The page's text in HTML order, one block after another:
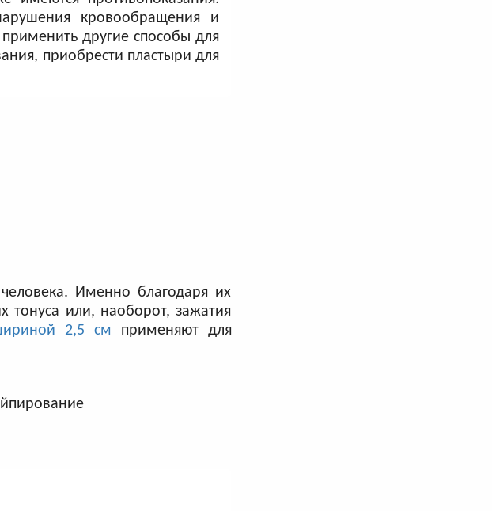
кровообращения и
другие способы для
приобрести пластыри для
Именно благодаря их
тонуса или, наоборот, зажатия
2,5 см применяют для